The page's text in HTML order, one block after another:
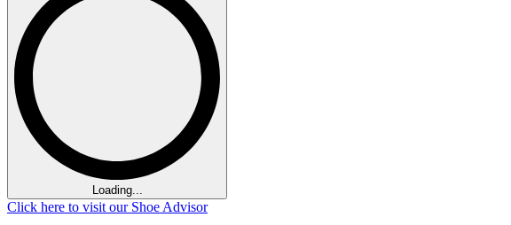
Loading...
Click here to visit our Shoe Advisor